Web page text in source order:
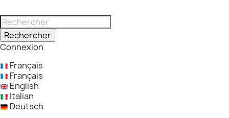
Rechercher
Connexion
Français
Français
English
Italian
Deutsch